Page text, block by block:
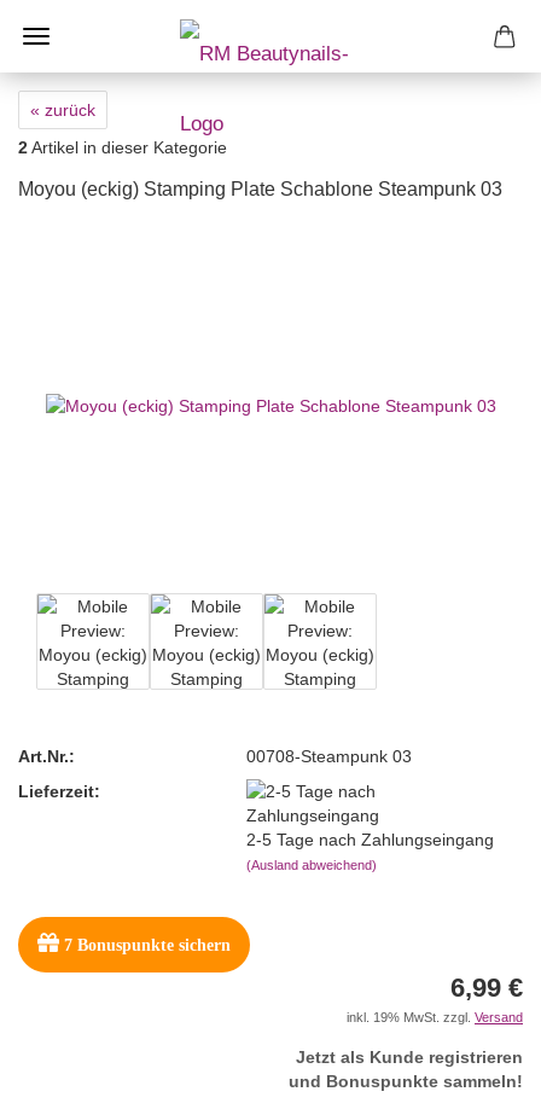
« zurück
2Artikel in dieser Kategorie
Moyou (eckig) Stamping Plate Schablone Steampunk 03
Art.Nr.:
00708-Steampunk 03
Lieferzeit:
2-5 Tage nach Zahlungseingang
(Ausland abweichend)
7 Bonuspunkte sichern
6,99 €
inkl. 19% MwSt. zzgl. Versand
Jetzt als Kunde registrieren
und Bonuspunkte sammeln!